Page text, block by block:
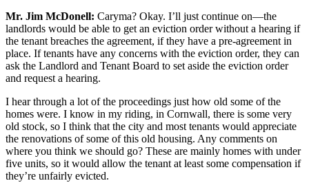
Mr. Jim McDonell: Caryma? Okay. I’ll just continue on—the
landlords would be able to get an eviction order without a hearing if
the tenant breaches the agreement, if they have a pre-agreement in
place. If tenants have any concerns with the eviction order, they can
ask the Landlord and Tenant Board to set aside the eviction order
and request a hearing.
I hear through a lot of the proceedings just how old some of the
homes were. I know in my riding, in Cornwall, there is some very
old stock, so I think that the city and most tenants would appreciate
the renovations of some of this old housing. Any comments on
where you think we should go? These are mainly homes with under
five units, so it would allow the tenant at least some compensation if
they’re unfairly evicted.